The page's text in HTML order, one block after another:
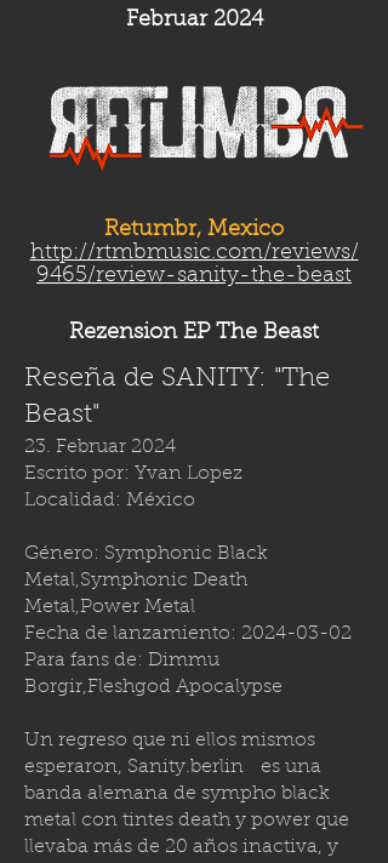
Februar 2024
Retumbr, Mexico
http://rtmbmusic.com/reviews/
9465/review-sanity-the-beast
Rezension EP The Beast
Reseña de SANITY: "The
Beast"
23. Februar 2024
Escrito por: Yvan Lopez
Localidad: México
Género: Symphonic Black
Metal,Symphonic Death
Metal,Power Metal
Fecha de lanzamiento: 2024-03-02
Para fans de: Dimmu
Borgir,Fleshgod Apocalypse
Un regreso que ni ellos mismos
esperaron, Sanity.berlin es una
banda alemana de sympho black
metal con tintes death y power que
llevaba más de 20 años inactiva, y